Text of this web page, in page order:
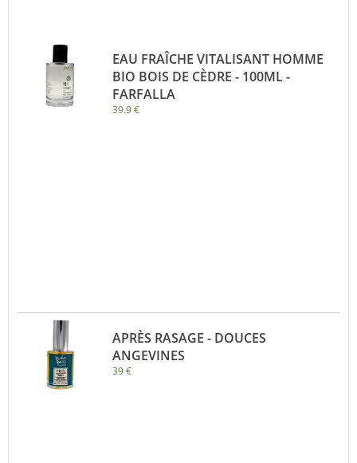
EAU FRAÎCHE VITALISANT HOMME
BIO BOIS DE CÈDRE - 100ML -
FARFALLA
39.9 €
APRÈS RASAGE - DOUCES
ANGEVINES
39 €